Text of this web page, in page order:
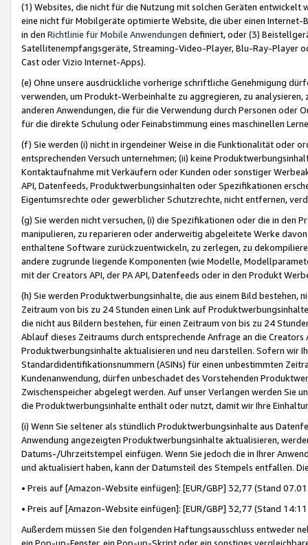
(1) Websites, die nicht für die Nutzung mit solchen Geräten
eine nicht für Mobilgeräte optimierte Website, die über einen
in den Richtlinie für Mobile Anwendungen definiert, oder (3)
Satellitenempfangsgeräte, Streaming-Video-Player, Blu-Ray-Player
Cast oder Vizio Internet-Apps).
(e) Ohne unsere ausdrückliche vorherige schriftliche Genehmigung
verwenden, um Produkt-Werbeinhalte zu aggregieren, zu
anderen Anwendungen, die für die Verwendung durch Personen
für die direkte Schulung oder Feinabstimmung eines maschinellen
(f) Sie werden (i) nicht in irgendeiner Weise in die Funktionalität oder
entsprechenden Versuch unternehmen; (ii) keine
Kontaktaufnahme mit Verkäufern oder Kunden oder sonstiger
API, Datenfeeds, Produktwerbungsinhalten oder Spezifikationen
Eigentumsrechte oder gewerblicher Schutzrechte, nicht entfernen,
(g) Sie werden nicht versuchen, (i) die Spezifikationen oder die in
manipulieren, zu reparieren oder anderweitig abgeleitete Werke
enthaltene Software zurückzuentwickeln, zu zerlegen, zu
andere zugrunde liegende Komponenten (wie Modelle,
mit der Creators API, der PA API, Datenfeeds oder in den Produkt
(h) Sie werden Produktwerbungsinhalte, die aus einem Bild bestehen,
Zeitraum von bis zu 24 Stunden einen Link auf
die nicht aus Bildern bestehen, für einen Zeitraum von bis zu 24
Ablauf dieses Zeitraums durch entsprechende Anfrage an die
Produktwerbungsinhalte aktualisieren und neu darstellen. Sofern wir
Standardidentifikationsnummern (ASINs) für einen unbestimmten
Kundenanwendung, dürfen unbeschadet des Vorstehenden
Zwischenspeicher abgelegt werden. Auf unser Verlangen werden Sie
die Produktwerbungsinhalte enthält oder nutzt, damit wir Ihre
(i) Wenn Sie seltener als stündlich Produktwerbungsinhalte aus
Anwendung angezeigten Produktwerbungsinhalte aktualisieren,
Datums-/Uhrzeitstempel einfügen. Wenn Sie jedoch die in Ihrer
und aktualisiert haben, kann der Datumsteil des Stempels entfallen.
• Preis auf [Amazon-Website einfügen]: [EUR/GBP] 32,77 (Stand
• Preis auf [Amazon-Website einfügen]: [EUR/GBP] 32,77 (Stand
Außerdem müssen Sie den folgenden Haftungsausschluss entweder
ein Pop-up-Fenster, ein Pop-up-Skript oder ein sonstiges